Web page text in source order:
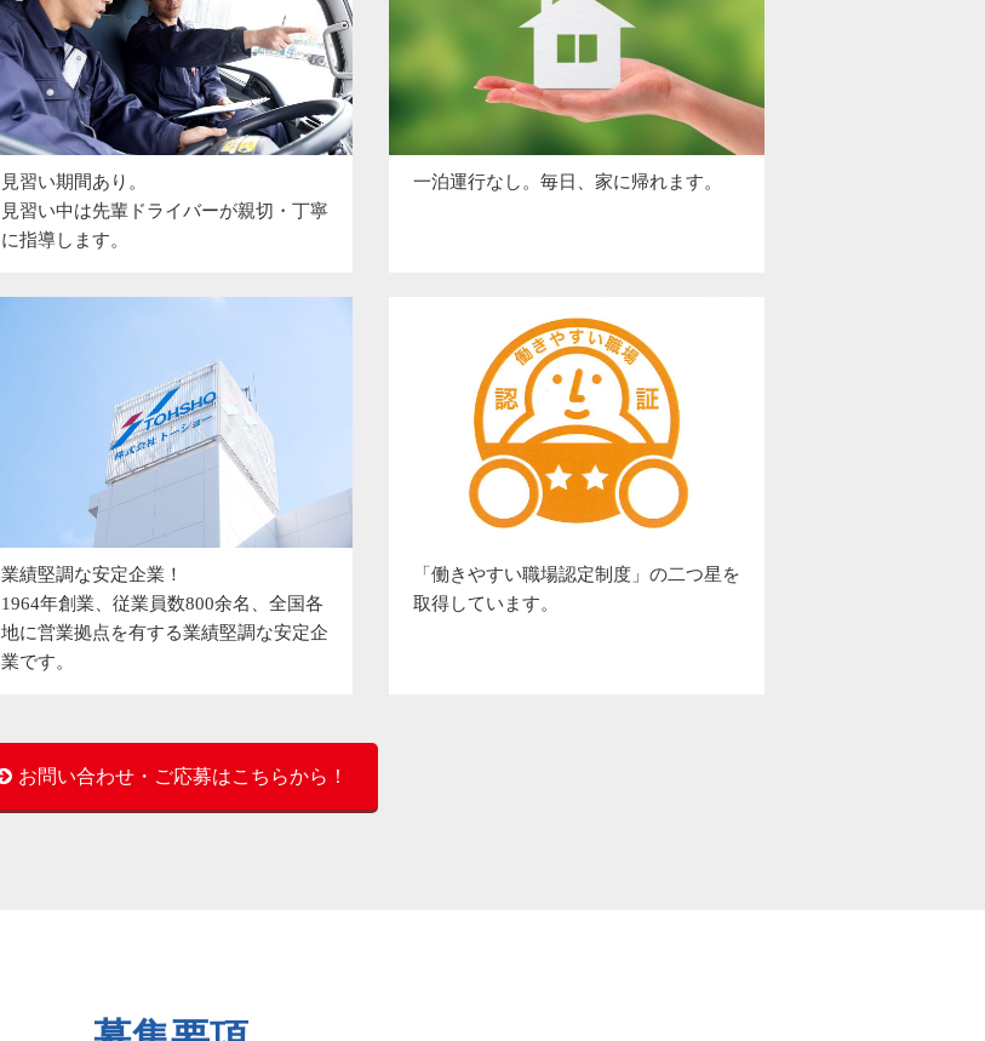
見習い期間あり。
見習い中は先輩ドライバーが親切・丁寧
に指導します。
一泊運行なし。毎日、家に帰れます。
業績堅調な安定企業！
1964年創業、従業員数800余名、全国各
地に営業拠点を有する業績堅調な安定企
業です。
「働きやすい職場認定制度」の二つ星を
取得しています。
お問い合わせ・ご応募はこちらから！